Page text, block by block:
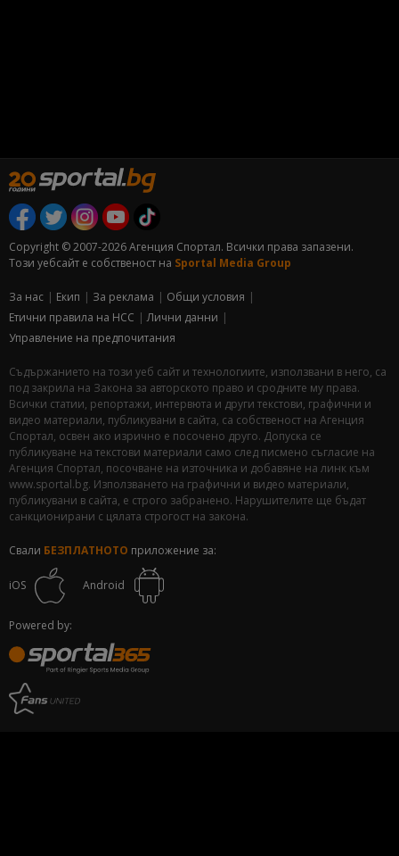
Copyright © 2007-2026 Агенция Спортал. Всички права запазени.
Този уебсайт е собственост на Sportal Media Group
За нас Екип За рекламa
Общи условия
Етични правила на НСС
Лични данни
Управление на предпочитания
Съдържанието на този уеб сайт и технологиите, използвани в него, са
под закрила на Закона за авторското право и сродните му права.
Всички статии, репортажи, интервюта и други текстови, графични и
видео материали, публикувани в сайта, са собственост на Агенция
Спортал, освен ако изрично е посочено друго. Допуска се
публикуване на текстови материали само след писмено съгласие на
Агенция Спортал, посочване на източника и добавяне на линк към
www.sportal.bg. Използването на графични и видео материали,
публикувани в сайта, е строго забранено. Нарушителите ще бъдат
санкционирани с цялата строгост на закона.
Свали БЕЗПЛАТНОТО приложение за:
iOS Android
Powered by: